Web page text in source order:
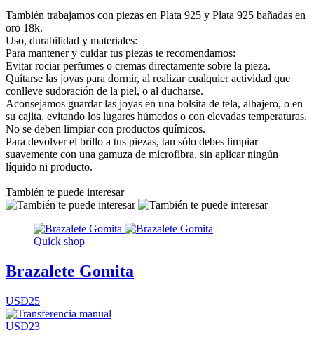
También trabajamos con piezas en Plata 925 y Plata 925 bañadas en
oro 18k.
Uso, durabilidad y materiales:
Para mantener y cuidar tus piezas te recomendamos:
Evitar rociar perfumes o cremas directamente sobre la pieza.
Quitarse las joyas para dormir, al realizar cualquier actividad que
conlleve sudoración de la piel, o al ducharse.
Aconsejamos guardar las joyas en una bolsita de tela, alhajero, o en
su cajita, evitando los lugares húmedos o con elevadas temperaturas.
No se deben limpiar con productos químicos.
Para devolver el brillo a tus piezas, tan sólo debes limpiar
suavemente con una gamuza de microfibra, sin aplicar ningún
líquido ni producto.
También te puede interesar
Quick shop
Brazalete Gomita
USD25
USD23